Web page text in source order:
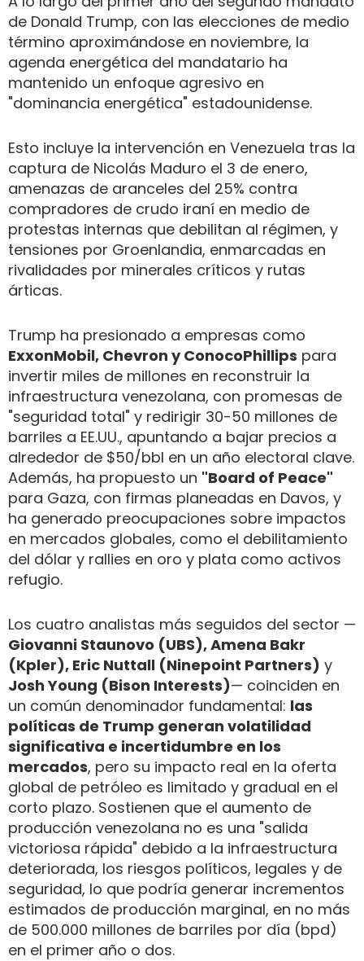
de Donald Trump, con las elecciones de medio
término aproximándose en noviembre, la
agenda energética del mandatario ha
mantenido un enfoque agresivo en
"dominancia energética" estadounidense.
Esto incluye la intervención en Venezuela tras la
captura de Nicolás Maduro el 3 de enero,
amenazas de aranceles del 25% contra
compradores de crudo iraní en medio de
protestas internas que debilitan al régimen, y
tensiones por Groenlandia, enmarcadas en
rivalidades por minerales críticos y rutas
árticas.
Trump ha presionado a empresas como
ExxonMobil, Chevron y ConocoPhillips para
invertir miles de millones en reconstruir la
infraestructura venezolana, con promesas de
"seguridad total" y redirigir 30-50 millones de
barriles a EE.UU., apuntando a bajar precios a
alrededor de $50/bbl en un año electoral clave.
Además, ha propuesto un "Board of Peace"
para Gaza, con firmas planeadas en Davos, y
ha generado preocupaciones sobre impactos
en mercados globales, como el debilitamiento
del dólar y rallies en oro y plata como activos
refugio.
Los cuatro analistas más seguidos del sector —
Giovanni Staunovo (UBS), Amena Bakr
(Kpler), Eric Nuttall (Ninepoint Partners) y
Josh Young (Bison Interests)— coinciden en
un común denominador fundamental: las
políticas de Trump generan volatilidad
significativa e incertidumbre en los
mercados, pero su impacto real en la oferta
global de petróleo es limitado y gradual en el
corto plazo. Sostienen que el aumento de
producción venezolana no es una "salida
victoriosa rápida" debido a la infraestructura
deteriorada, los riesgos políticos, legales y de
seguridad, lo que podría generar incrementos
estimados de producción marginal, en no más
de 500.000 millones de barriles por día (bpd)
en el primer año o dos.